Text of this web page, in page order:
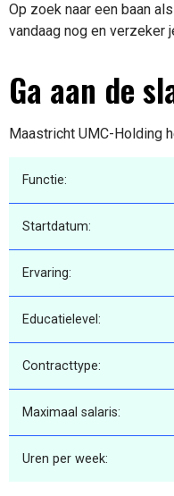
Op zoek naar een baan
vandaag nog en verzeker
Ga aan de
Maastricht UMC-Holding
Functie:
Startdatum:
Ervaring:
Educatielevel:
Contracttype:
Maximaal salaris:
Uren per week: